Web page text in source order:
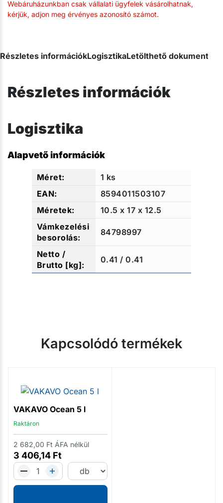
Webáruházunkban csak vállalati ügyfelek vásárolhatnak,
kérjük, adjon meg érvényes azonosító számot.
Részletes információkLogisztikaLetölthető
Részletes információk
Logisztika
Alapvető információk
1 ks
8594011503107
10.5 x 17 x 12.5
84798997
0.41 / 0.41
Kapcsolódó termékek
VAKAVO Ocean 5 l
Raktáron
3 406,14 Ft
2 682,00 Ft ÁFA nélkül